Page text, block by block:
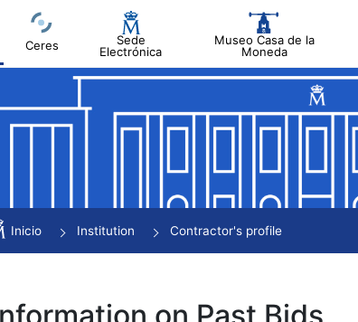
Ceres
Sede
Electrónica
Museo Casa de la
Moneda
Show/Hide
Inicio Institution Contractor's profile